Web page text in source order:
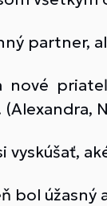
partner,
nové
vyskúšať,
bol úžasný